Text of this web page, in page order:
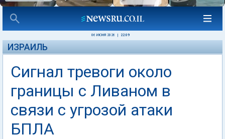
06 ИЮНЯ 2026 22:09
ИЗРАИЛЬ
Сигнал тревоги около
границы с Ливаном в
связи с угрозой атаки
БПЛА